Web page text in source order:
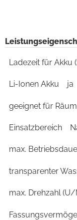
Ladezeit für Akku
Li-Ionen Akku ja
geeignet für
Einsatzbereich
max.
transparenter
max. Drehzahl (U/